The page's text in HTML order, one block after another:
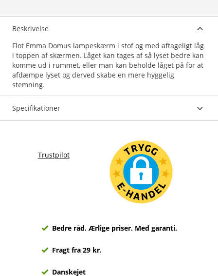
Beskrivelse
Flot Emma Domus lampeskærm i stof og med aftageligt låg
i toppen af skærmen. Låget kan tages af så lyset bedre kan
komme ud i rummet, eller man kan beholde låget på for at
afdæmpe lyset og derved skabe en mere hyggelig
Specifikationer
Trustpilot
Bedre råd. Ærlige priser. Med garanti.
Fragt fra 29 kr.
Danskejet